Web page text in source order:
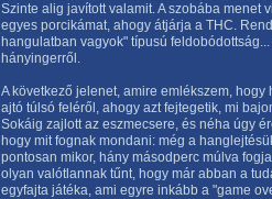
Szinte alig javított valamit. A szobába menet
egyes porcikámat, ahogy átjárja a THC.
hangulatban vagyok" típusú
hányingerről.
A következő jelenet, amire emlékszem,
ajtó túlsó feléről, ahogy azt fejtegetik, mi
Sokáig zajlott az eszmecsere, és néha úgy
hogy mit fognak mondani: még a
pontosan mikor, hány másodperc múlva
olyan valótlannak tűnt, hogy már abban a
egyfajta játéka, ami egyre inkább a "game